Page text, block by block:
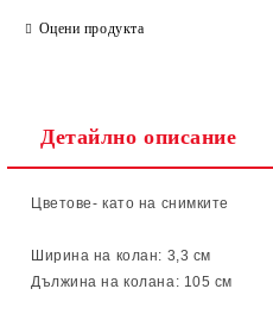
Оцени продукта
Детайлно описание
Цветове- като на снимките
Ширина на колан: 3,3 см
Дължина на колана: 105 см